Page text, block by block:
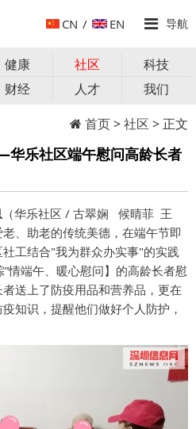
CN / EN 导航
健康 社区
科技
财经 人才
我们
首页>社区 > 正文
华乐社区端午慰问高龄长者
（华乐社区 / 古翠娴 候晴菲 王
、助老的传统美德，在端午节即
工结合"我为群众办实事"的实践
情端午、暖心慰问】的高龄长者慰
送上了防疫用品和营养品，更在
知识，提醒他们做好个人防护，